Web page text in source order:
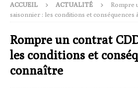
ACCUEIL ACTUALITÉ
Rompre
saisonnier : les conditions et conséquences
Rompre un contrat
les conditions et
connaître